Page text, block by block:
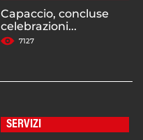
Capaccio, concluse
celebrazioni...
7127
SERVIZI